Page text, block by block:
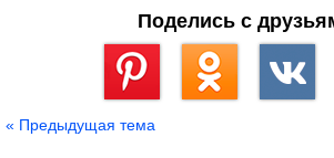
Поделись с
« Предыдущая тема